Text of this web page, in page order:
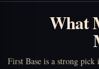
What
First Base is a strong